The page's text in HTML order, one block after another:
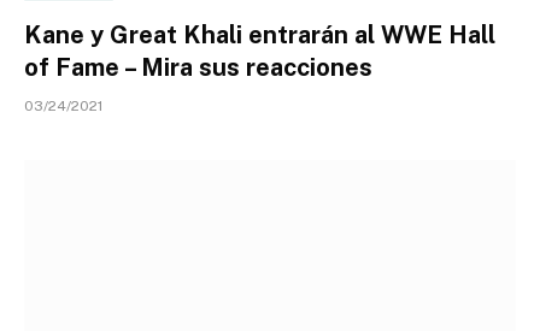
Kane y Great Khali entrarán al WWE Hall
of Fame – Mira sus reacciones
03/24/2021